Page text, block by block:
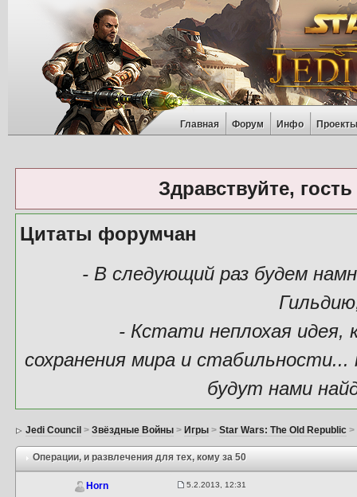
Главная Форум Инфо
Здравствуйте, гость
Цитаты форумчан
- В следующий раз будем
- Кстати неплохая идея,
сохранения мира и
будут нами
Jedi Council >Звёздные Войны > Игры >Star Wars: The Old Republic >
Операции, и развлечения для тех, кому за 50
Horn 5.2.2013, 12:31